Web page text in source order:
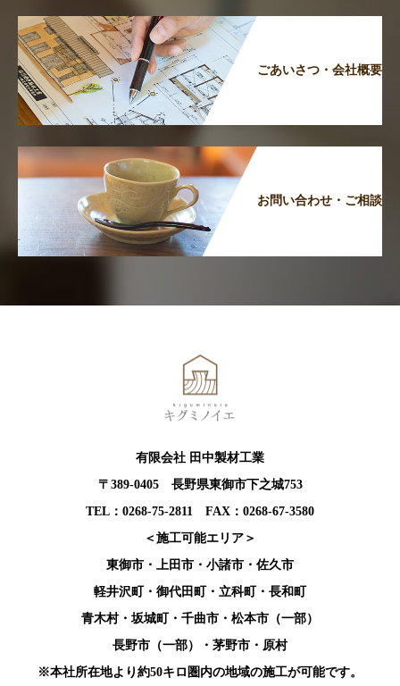
ごあいさつ・会社概要
お問い合わせ・ご相談
有限会社 田中製材工業
〒389-0405 長野県東御市下之城753
TEL：0268-75-2811 FAX：0268-67-3580
＜施工可能エリア＞
東御市・上田市・小諸市・佐久市
軽井沢町・御代田町・立科町・長和町
青木村・坂城町・千曲市・松本市（一部）
長野市（一部）・茅野市・原村
※本社所在地より約50キロ圏内の地域の施工が可能です。